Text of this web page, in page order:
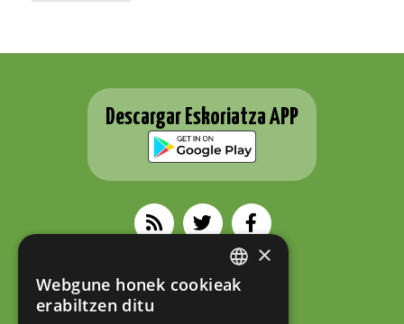
Descargar Eskoriatza APP
Fernando Eskoriatza plaza 1
20540 Eskoriatza (Gipuzkoa)
Tel.: 943 71 44 07
BASQUE
×
Webgune honek cookieak
erabiltzen ditu